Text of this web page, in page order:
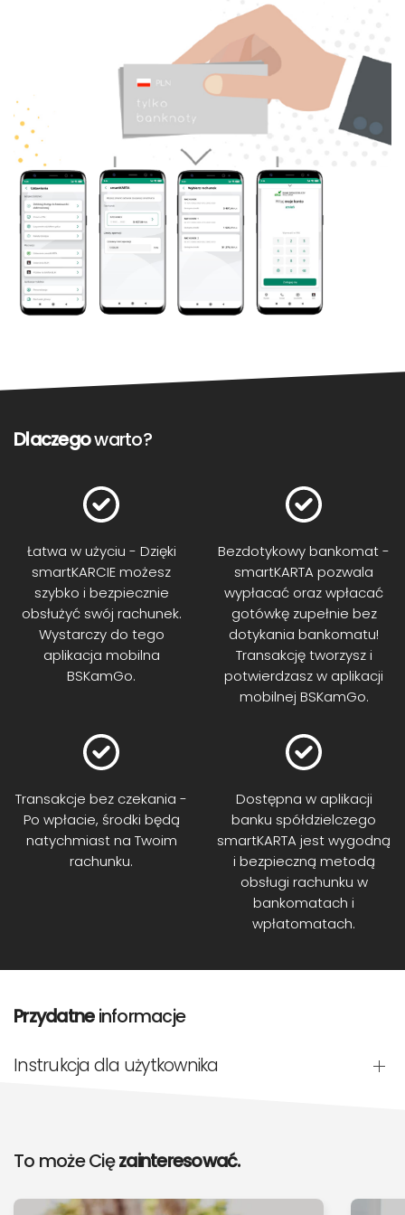
Dlaczegowarto?
Łatwa w użyciu - Dzięki
smartKARCIE możesz
szybko i bezpiecznie
obsłużyć swój rachunek.
Wystarczy do tego
aplikacja mobilna
BSKamGo.
Bezdotykowy bankomat -
smartKARTA pozwala
wypłacać oraz wpłacać
gotówkę zupełnie bez
dotykania bankomatu!
Transakcję tworzysz i
potwierdzasz w aplikacji
mobilnej BSKamGo.
Transakcje bez czekania -
Po wpłacie, środki będą
natychmiast na Twoim
rachunku.
Dostępna w aplikacji
banku spółdzielczego
smartKARTA jest wygodną
i bezpieczną metodą
obsługi rachunku w
bankomatach i
wpłatomatach.
Przydatneinformacje
Instrukcja dla użytkownika
To może Cięzainteresować.